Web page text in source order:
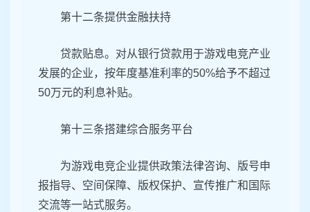
第十二条提供金融扶持
贷款贴息。对从银行贷款用于游戏电竞产业
发展的企业，按年度基准利率的50%给予不超过
50万元的利息补贴。
第十三条搭建综合服务平台
为游戏电竞企业提供政策法律咨询、版号申
报指导、空间保障、版权保护、宣传推广和国际
交流等一站式服务。